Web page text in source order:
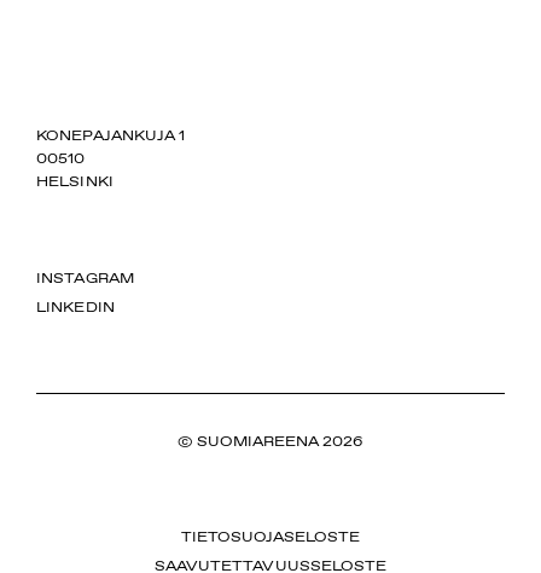
SUOMIAREENA
KONEPAJANKUJA 1
00510
HELSINKI
INSTAGRAM
LINKEDIN
© SUOMIAREENA 2026
TIETOSUOJASELOSTE
SAAVUTETTAVUUSSELOSTE